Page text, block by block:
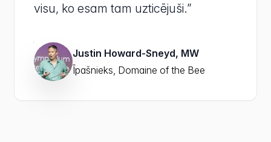
visu, ko esam tam uzticējuši.”
Justin Howard-Sneyd, MW
Īpašnieks, Domaine of the Bee